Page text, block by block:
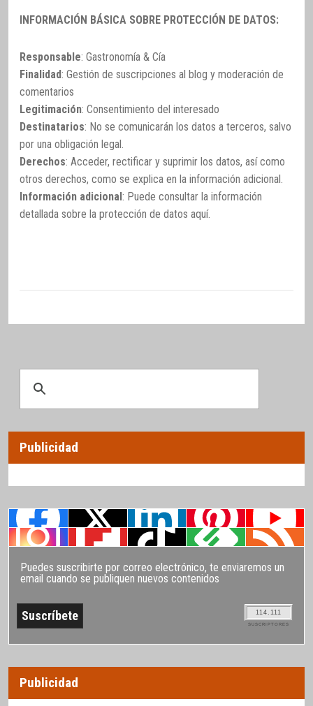
INFORMACIÓN BÁSICA SOBRE PROTECCIÓN DE DATOS:
Responsable: Gastronomía & Cía
Finalidad: Gestión de suscripciones al blog y moderación de
comentarios
Legitimación: Consentimiento del interesado
Destinatarios: No se comunicarán los datos a terceros, salvo
por una obligación legal.
Derechos: Acceder, rectificar y suprimir los datos, así como
otros derechos, como se explica en la información adicional.
Información adicional: Puede consultar la información
detallada sobre la protección de datos aquí.
Publicidad
Puedes suscribirte por correo electrónico, te enviaremos un
email cuando se publiquen nuevos contenidos
114.111
SUSCRIPTORES
Publicidad